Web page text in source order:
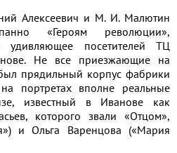
Алексеевич и М. И. Малютин
«Героям революции»,
посетителей ТЦ
Не все приезжающие на
прядильный корпус фабрики
портретах вполне реальные
известный в Иванове как
которого звали «Отцом»,
и Ольга Варенцова («Мария